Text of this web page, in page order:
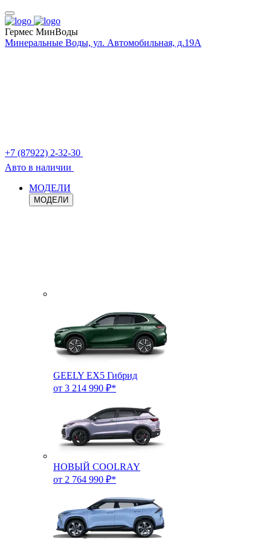
Гермес МинВоды
Минеральные Воды, ул. Автомобильная, д.19А
+7 (87922) 2-32-30
Авто в наличии
МОДЕЛИ
МОДЕЛИ
GEELY EX5 Гибрид
от 3 214 990 ₽*
НОВЫЙ COOLRAY
от 2 764 990 ₽*